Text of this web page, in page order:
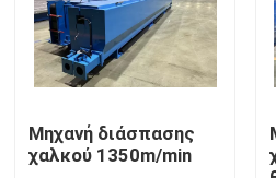
Βίντεο
Σχετικά με εμάς
Επισκεψή εργοστασίου
Μηχανή διάσπασης
χαλκού 1350m/min